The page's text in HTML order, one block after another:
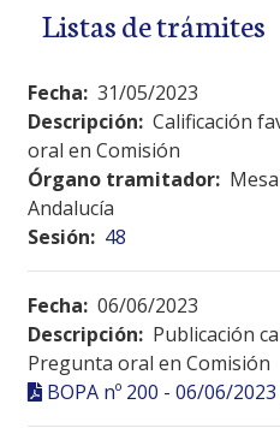
Listas de trámites
Fecha: 31/05/2023
Descripción: Calificación
oral en Comisión
Órgano tramitador:
Andalucía
Sesión: 48
Fecha: 06/06/2023
Descripción: Publicación
Pregunta oral en Comisión
BOPA nº 200 - 06/06/